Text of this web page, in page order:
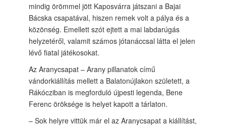
mindig örömmel jött Kaposvárra játszani a Bajai
Bácska csapatával, hiszen remek volt a pálya és a
közönség. Emellett szót ejtett a mai labdarúgás
helyzetéről, valamit számos jótanáccsal látta el jelen
lévő fiatal játékosokat.
Az Aranycsapat – Arany pillanatok című
vándorkiállítás mellett a Balatonújlakon született, a
Rákócziban is megforduló újpesti legenda, Bene
Ferenc öröksége is helyet kapott a tárlaton.
– Sok helyre vittük már el az Aranycsapat a kiállítást,